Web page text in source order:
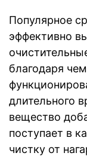
Популярное
эффективно
благодаря
длительного
вещество
поступает в
чистку от